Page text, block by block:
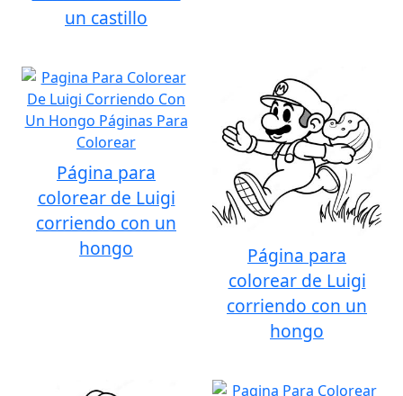
un castillo
Página para
colorear de Luigi
corriendo con un
hongo
Página para
colorear de Luigi
corriendo con un
hongo